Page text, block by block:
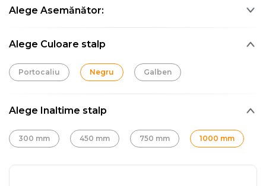
Alege Asemănător:
Alege Culoare stalp
Portocaliu Negru Galben
Alege Inaltime stalp
300 mm 450 mm 750 mm 1000 mm